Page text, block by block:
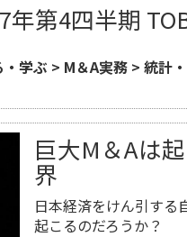
年第4四半期
学ぶ > M＆A実務 >統計
巨大M＆Aは
界
日本経済をけん引する
起こるのだろうか？